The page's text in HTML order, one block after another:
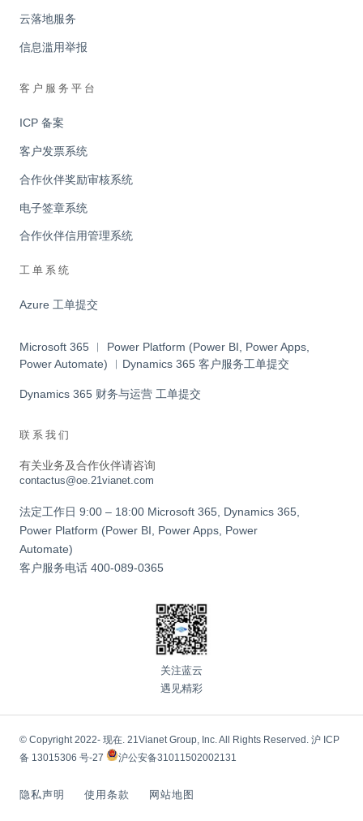
云落地服务
信息滥用举报
客户服务平台
ICP 备案
客户发票系统
合作伙伴奖励审核系统
电子签章系统
合作伙伴信用管理系统
工单系统
Azure 工单提交
Microsoft 365 ︱ Power Platform (Power BI, Power Apps,
Power Automate) ︱Dynamics 365 客户服务工单提交
Dynamics 365 财务与运营 工单提交
联系我们
有关业务及合作伙伴请咨询
contactus@oe.21vianet.com
法定工作日 9:00 – 18:00 Microsoft 365, Dynamics 365,
Power Platform (Power BI, Power Apps, Power
Automate)
客户服务电话 400-089-0365
关注蓝云
遇见精彩
© Copyright 2022- 现在. 21Vianet Group, Inc. All Rights Reserved. 沪 ICP
备 13015306 号-27
沪公安备31011502002131
隐私声明 使用条款 网站地图